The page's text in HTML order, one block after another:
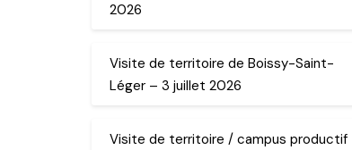
2026
Visite de territoire de Boissy-Saint-
Léger – 3 juillet 2026
Visite de territoire / campus productif